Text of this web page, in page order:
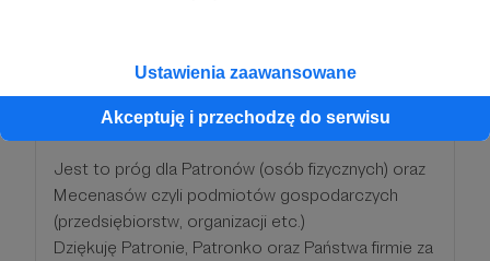
Ustawienia zaawansowane
Akceptuję i przechodzę do serwisu
250 zł miesięcznie
Jest to próg dla Patronów (osób fizycznych) oraz
Mecenasów czyli podmiotów gospodarczych
(przedsiębiorstw, organizacji etc.)
Dziękuję Patronie, Patronko oraz Państwa firmie za